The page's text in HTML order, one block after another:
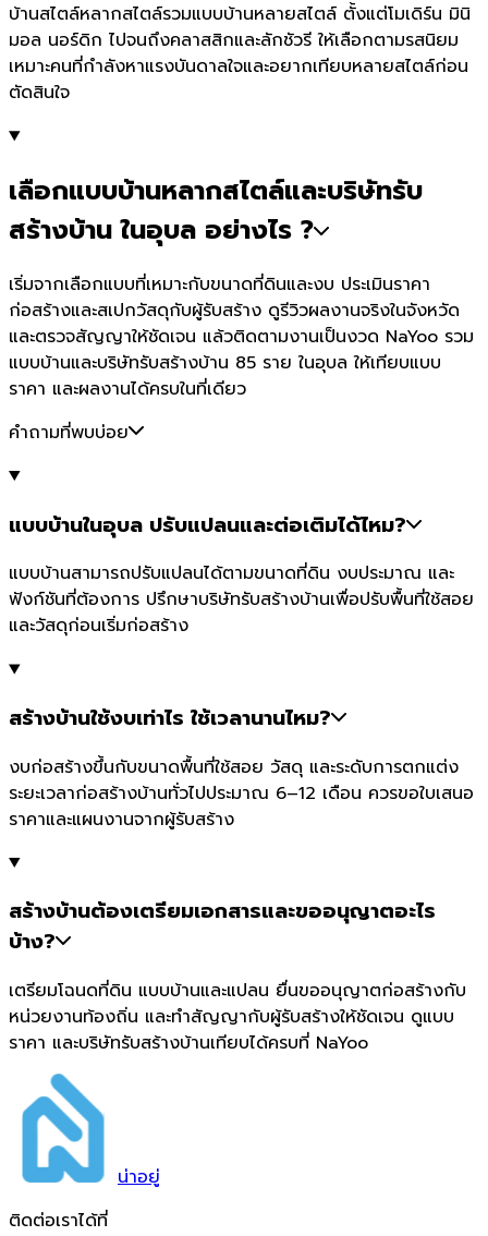
บ้านสไตล์หลากสไตล์รวมแบบบ้านหลายสไตล์ ตั้งแต่โมเดิร์น มินิ
มอล นอร์ดิก ไปจนถึงคลาสสิกและลักชัวรี ให้เลือกตามรสนิยม
เหมาะคนที่กำลังหาแรงบันดาลใจและอยากเทียบหลายสไตล์ก่อน
ตัดสินใจ
เลือกแบบบ้านหลากสไตล์และบริษัทรับ
สร้างบ้าน ในอุบล อย่างไร ?
เริ่มจากเลือกแบบที่เหมาะกับขนาดที่ดินและงบ ประเมินราคา
ก่อสร้างและสเปกวัสดุกับผู้รับสร้าง ดูรีวิวผลงานจริงในจังหวัด
และตรวจสัญญาให้ชัดเจน แล้วติดตามงานเป็นงวด NaYoo รวม
แบบบ้านและบริษัทรับสร้างบ้าน 85 ราย ในอุบล ให้เทียบแบบ
ราคา และผลงานได้ครบในที่เดียว
คำถามที่พบบ่อย
แบบบ้านในอุบล ปรับแปลนและต่อเติมได้ไหม?
แบบบ้านสามารถปรับแปลนได้ตามขนาดที่ดิน งบประมาณ และ
ฟังก์ชันที่ต้องการ ปรึกษาบริษัทรับสร้างบ้านเพื่อปรับพื้นที่ใช้สอย
และวัสดุก่อนเริ่มก่อสร้าง
สร้างบ้านใช้งบเท่าไร ใช้เวลานานไหม?
งบก่อสร้างขึ้นกับขนาดพื้นที่ใช้สอย วัสดุ และระดับการตกแต่ง
ระยะเวลาก่อสร้างบ้านทั่วไปประมาณ 6–12 เดือน ควรขอใบเสนอ
ราคาและแผนงานจากผู้รับสร้าง
สร้างบ้านต้องเตรียมเอกสารและขออนุญาตอะไร
บ้าง?
เตรียมโฉนดที่ดิน แบบบ้านและแปลน ยื่นขออนุญาตก่อสร้างกับ
หน่วยงานท้องถิ่น และทำสัญญากับผู้รับสร้างให้ชัดเจน ดูแบบ
ราคา และบริษัทรับสร้างบ้านเทียบได้ครบที่ NaYoo
น่าอยู่
ติดต่อเราได้ที่